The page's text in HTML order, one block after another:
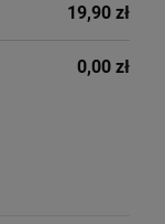
19,90 zł
0,00 zł